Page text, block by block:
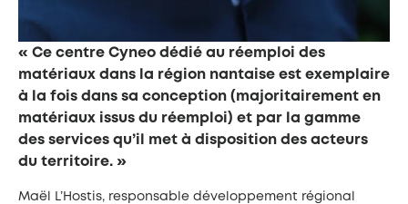
« Ce centre Cyneo dédié au réemploi des
matériaux dans la région nantaise est exemplaire
à la fois dans sa conception (majoritairement en
matériaux issus du réemploi) et par la gamme
des services qu’il met à disposition des acteurs
du territoire. »
Maël L’Hostis, responsable développement régional